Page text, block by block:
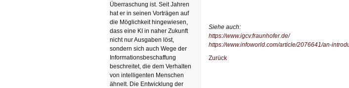
Siehe auch:
https://www.igcv.fraunhofer.de/
https://www.infoworld.com/article/2076641/an-
Zurück
Überraschung ist. Seit Jahren
hat er in seinen Vorträgen auf
die Möglichkeit hingewiesen,
dass eine KI in naher Zukunft
nicht nur Ausgaben löst,
sondern sich auch Wege der
Informationsbeschaffung
beschreitet, die dem Verhalten
von intelligenten Menschen
ähnelt. Die Entwicklung der